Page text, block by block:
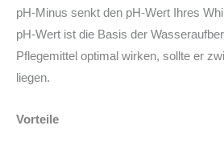
pH-Minus senkt den pH-Wert Ihres
pH-Wert ist die Basis der
Pflegemittel optimal wirken, sollte er
liegen.
Vorteile